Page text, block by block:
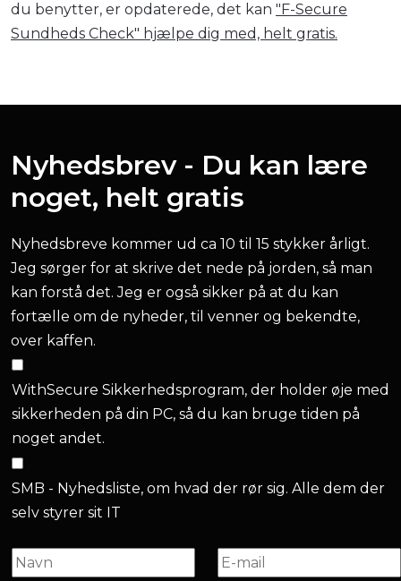
du benytter, er opdaterede, det kan "F-Secure
Sundheds Check" hjælpe dig med, helt gratis.
Nyhedsbrev - Du kan lære
noget, helt gratis
Nyhedsbreve kommer ud ca 10 til 15 stykker årligt.
Jeg sørger for at skrive det nede på jorden, så man
kan forstå det. Jeg er også sikker på at du kan
fortælle om de nyheder, til venner og bekendte,
over kaffen.
WithSecure Sikkerhedsprogram, der holder øje med
sikkerheden på din PC, så du kan bruge tiden på
noget andet.
SMB - Nyhedsliste, om hvad der rør sig. Alle dem der
selv styrer sit IT